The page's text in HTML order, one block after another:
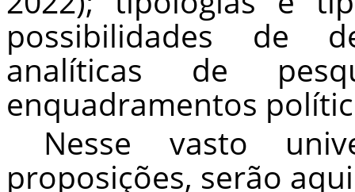
possibilidades de
analíticas de
enquadramentos
Nesse vasto
proposições, serão